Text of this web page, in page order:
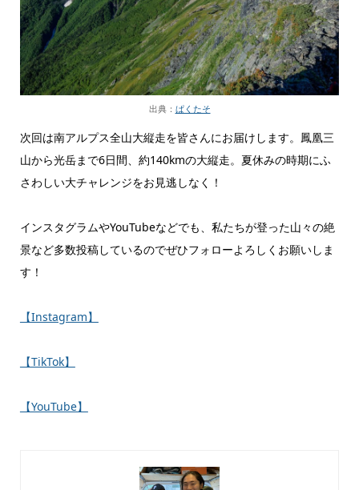
出典： ぱくたそ
次回は南アルプス全山大縦走を皆さんにお届けします。鳳凰三
山から光岳まで6日間、約140kmの大縦走。夏休みの時期にふ
さわしい大チャレンジをお見逃しなく！
インスタグラムやYouTubeなどでも、私たちが登った山々の絶
景など多数投稿しているのでぜひフォローよろしくお願いしま
す！
【Instagram】
【TikTok】
【YouTube】